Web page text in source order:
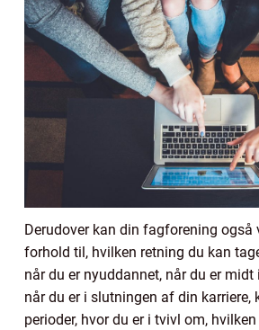
Derudover kan din fagforening også
forhold til, hvilken retning du kan
når du er nyuddannet, når du er midt
når du er i slutningen af din karriere,
perioder, hvor du er i tvivl om,